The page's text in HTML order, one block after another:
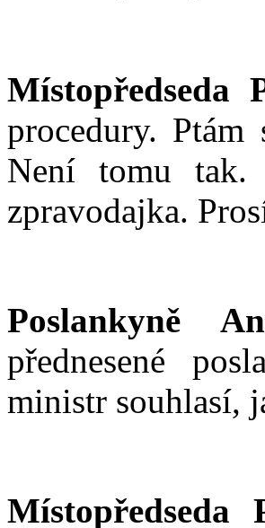
Místopředseda
procedury.
Není tomu
zpravodajka.
Poslankyně
přednesené
ministr souhlasí,
Místopředseda